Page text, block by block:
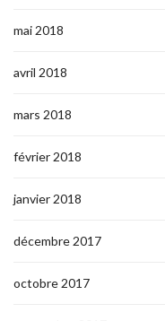
mai 2018
avril 2018
mars 2018
février 2018
janvier 2018
décembre 2017
octobre 2017